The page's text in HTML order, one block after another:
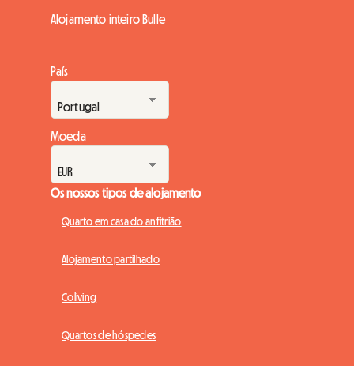
Alojamento inteiro Bulle
País
Moeda
Os nossos tipos de alojamento
Quarto em casa do anfitrião
Alojamento partilhado
Coliving
Quartos de hóspedes